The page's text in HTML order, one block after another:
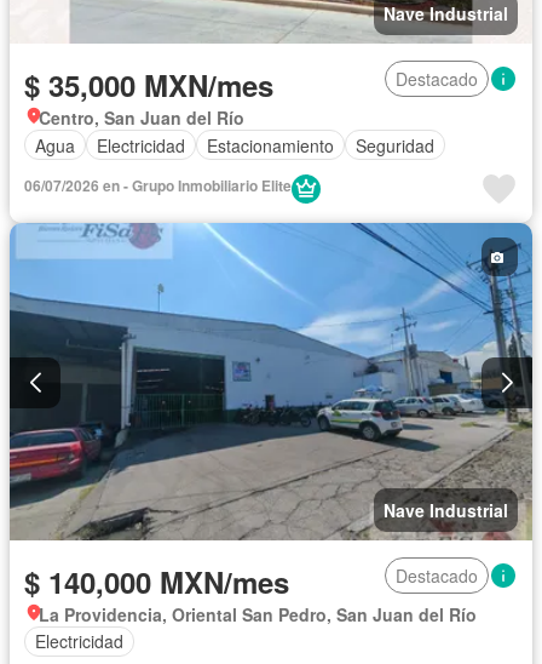
Nave Industrial
$ 35,000 MXN/mes
Destacado
Centro, San Juan del Río
Agua
Electricidad Estacionamiento Seguridad
06/07/2026 en - Grupo Inmobiliario Elite
Nave Industrial
$ 140,000 MXN/mes
Destacado
La Providencia, Oriental San Pedro, San Juan del Río
Electricidad